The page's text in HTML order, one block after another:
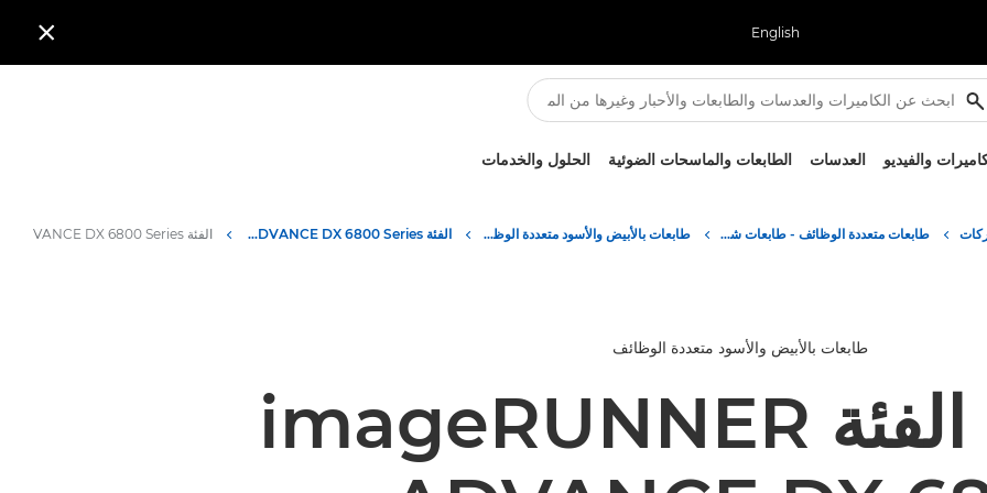
English

والفيديو العدسات الطابعات والماسحات الضوئية الحلول والخدمات
طابعات متعددة الوظائف - طابعات شاملة الإمكانات طابعات بالأبيض والأسود متعددة الوظائف الفئة imageRUNNER ADVANCE DX 6800 Series
طابعات بالأبيض والأسود متعددة الوظائف
Canon الفئة imageRUNNER